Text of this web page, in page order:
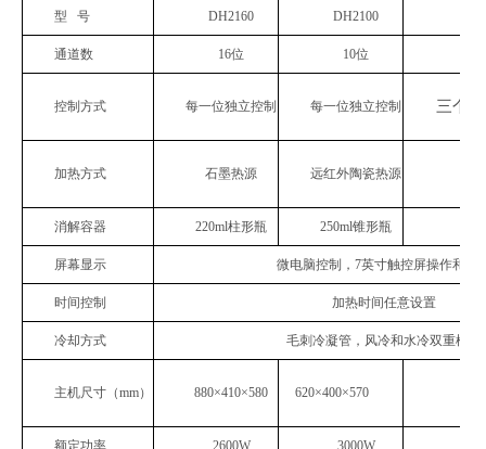
型 号 DH2160 DH2100
通道数 16位 10位
控制方式 每一位独立控制 每一位独立控制 三个
加热方式 石墨热源 远红外陶瓷热源
消解容器 220ml柱形瓶 250ml锥形瓶
屏幕显示 微电脑控制，7英寸触控屏操作和显
时间控制 加热时间任意设置
冷却方式 毛刺冷凝管，风冷和水冷双重模式
主机尺寸（mm） 880×410×580 620×400×570
额定功率 2600W 3000W